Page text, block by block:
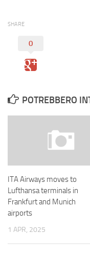
SHARE
0
POTREBBERO
ITA Airways moves to
Lufthansa terminals in
Frankfurt and Munich
airports
1 APR, 2025